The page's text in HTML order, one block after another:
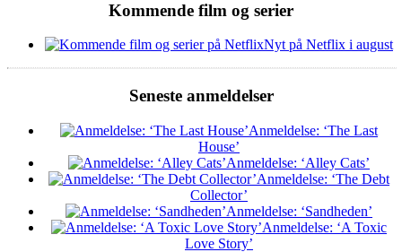
Kommende film og serier
Nyt på Netflix i august
Seneste anmeldelser
Anmeldelse: ‘The Last
House’
Anmeldelse: ‘Alley Cats’
Anmeldelse: ‘The Debt
Collector’
Anmeldelse: ‘Sandheden’
Anmeldelse: ‘A Toxic
Love Story’